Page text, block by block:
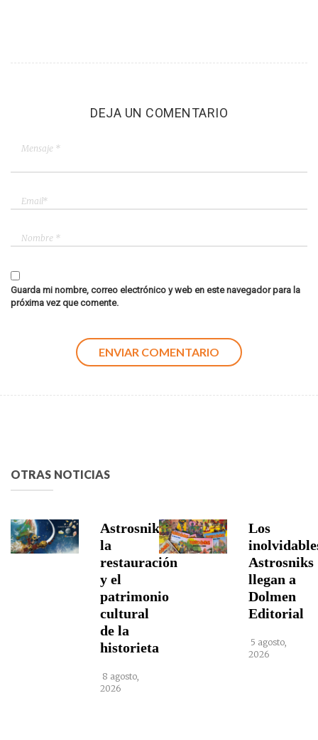
DEJA UN COMENTARIO
Guarda mi nombre, correo electrónico y web en este navegador para la
próxima vez que comente.
OTRAS NOTICIAS
Astrosniks,
la
restauración
y el
patrimonio
cultural
de la
historieta
8 agosto,
2026
Los
Astrosniks
llegan a
Dolmen
Editorial
5 agosto,
2026